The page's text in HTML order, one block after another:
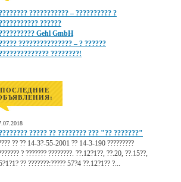
??????????? – ?????????? ?
??????
Gehl GmbH
??????????????? – ? ??????
????????!
ПОСЛЕДНИЕ
????? ?? ???????? ??? "?? ???????"
?? ?? 14-3?-55-2001 ?? 14-3-190 ?????????
? ??????? ????????. ??.12?1??, ??.20, ??.15??,
?? ???????:????? 57?4 ??.12?1?? ?...